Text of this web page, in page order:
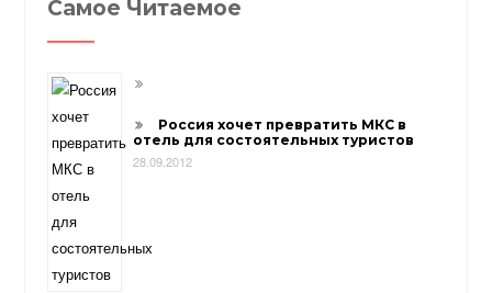
Самое Читаемое
Россия хочет превратить МКС в
отель для состоятельных туристов
28.09.2012